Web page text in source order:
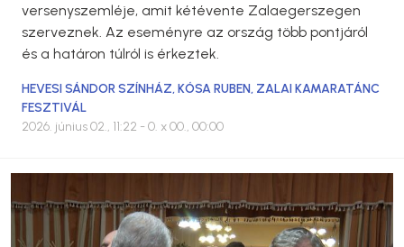
versenyszemléje, amit kétévente Zalaegerszegen
szerveznek. Az eseményre az ország több pontjáról
és a határon túlról is érkeztek.
HEVESI SÁNDOR SZÍNHÁZ,KÓSA RUBEN, ZALAI KAMARATÁNC
FESZTIVÁL
2026. június 02., 11:22 - 0. x 00., 00:00